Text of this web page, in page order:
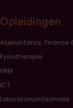
Opleidingen
Sluiten
Accountancy, Finance
Fysiotherapie
HRM
ICT
Laboratoriumtechniek